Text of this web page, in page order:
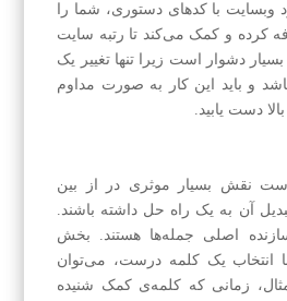
با کدهای دستوری، شما را
کرده و کمک می‌کند تا رتبه سایت
دشوار است زیرا تنها تغییر یک
و باید این کار به صورت مداوم
دست یابید.
نقش بسیار موثری در از بین
آن به یک راه حل داشته باشند.
اصلی جمله‌ها هستند. بخش
انتخاب یک کلمه درست، می‌توان
زمانی که کلمه‌ی کمک شنیده